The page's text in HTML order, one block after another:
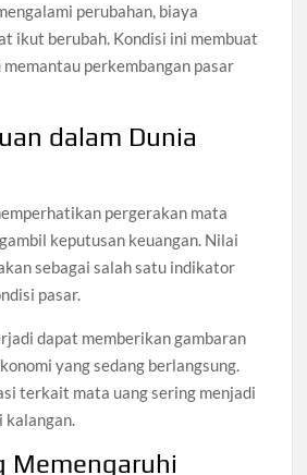
perubahan, biaya
ikut berubah. Kondisi ini membuat
perkembangan pasar
dalam Dunia
pergerakan mata
keputusan keuangan. Nilai
sebagai salah satu indikator
pasar.
dapat memberikan gambaran
yang sedang berlangsung.
terkait mata uang sering menjadi
kalangan.
Memengaruhi